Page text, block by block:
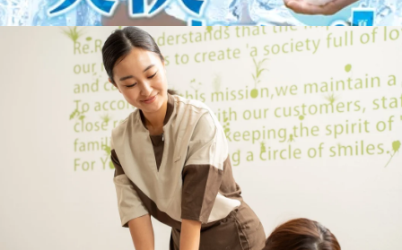
★8/19（水）は西新井トスカが全館休業となるため、お休み
となります。ご了承くださいませ。また、西新井トスカでは
8/10から★お買い物くじキャンペーン★を実施いたします！
1,000円以上お買い上げのお客様にハズレなしのくじをプレ
ゼント！お得なこの機会にぜひご来店下さい！ 西新井トス
カ店平日 10：00～21：00土日祝 10：00～20：00
2026.08.06
本日の空き情報
こんにちはRe.Ra.Ku西新井トスカ店です。本日の空き状況を
お知らせいたします。13：40～ 15：00～ 15：00からはペ
アでのご案内も可能です！（12：00時点）外は猛暑ですの
で、涼みながら癒されにいらして下さい！お待ちしておりま
新規ご来店のお客様へ♪
こんにちは。暑さも本格化。みなさん夏バテや体調は大丈夫
ですか？Re.Ra.Kuでお身体癒しませんか？初めてご来店のお
客様に、気軽にお試しいただけるメニューをご用意しており